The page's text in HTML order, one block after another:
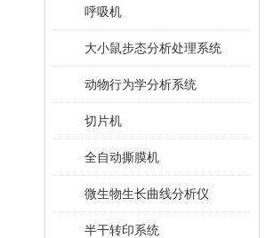
呼吸机
大小鼠步态分析处理系统
动物行为学分析系统
切片机
全自动撕膜机
微生物生长曲线分析仪
半干转印系统